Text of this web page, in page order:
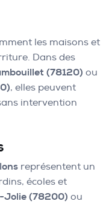
les maisons et
Dans des
(78120) ou
, elles peuvent
intervention
représentent un
écoles et
Jolie (78200) ou